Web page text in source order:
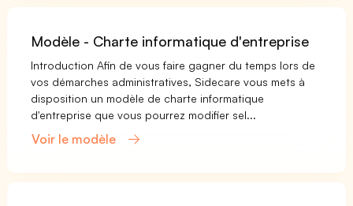
Modèle - Charte informatique d'entreprise
Introduction Afin de vous faire gagner du temps lors de
vos démarches administratives, Sidecare vous mets à
disposition un modèle de charte informatique
d'entreprise que vous pourrez modifier sel...
Voir le modèle